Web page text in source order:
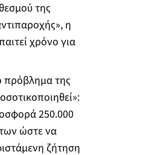
της
η
χρόνο για
πρόβλημα της
250.000
ώστε να
ζήτηση